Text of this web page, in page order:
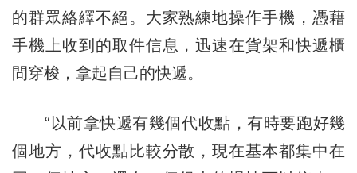
的群眾絡繹不絕。大家熟練地操作手機，憑藉
手機上收到的取件信息，迅速在貨架和快遞櫃
間穿梭，拿起自己的快遞。
“以前拿快遞有幾個代收點，有時要跑好幾
個地方，代收點比較分散，現在基本都集中在